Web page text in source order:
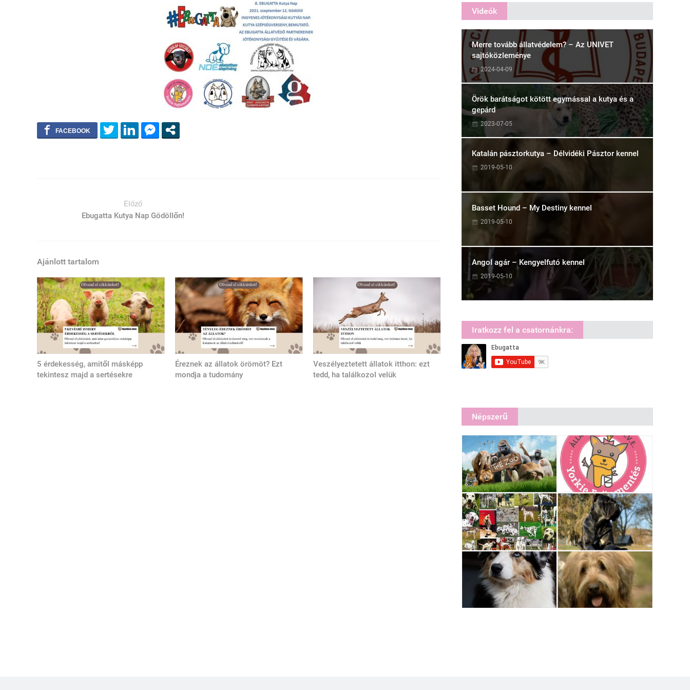
Előző
Ebugatta Kutya Nap Gödöllőn!
Ajánlott tartalom
5 érdekesség, amitől másképp
tekintesz majd a sertésekre
Éreznek az állatok örömöt? Ezt
mondja a tudomány
Veszélyeztetett állatok itthon: ezt
tedd, ha találkozol velük
Videók
Merre tovább állatvédelem? – Az UNIVET
sajtóközleménye
2024-04-09
Örök barátságot kötött egymással a kutya és a
gepárd
2023-07-05
Katalán pásztorkutya – Délvidéki Pásztor kennel
2019-05-10
Basset Hound – My Destiny kennel
2019-05-10
Angol agár – Kengyelfutó kennel
2019-05-10
Iratkozz fel a csatornánkra:
Népszerű